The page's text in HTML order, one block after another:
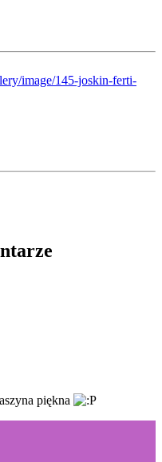
image/145-joskin-ferti-
piękna